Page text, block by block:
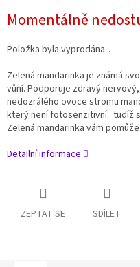
cena:
Momentálně
Položka byla vyprodána…
Zelená mandarinka je známá
vůní. Podporuje zdravý
nedozrálého ovoce stromu
který není fotosenzitivní.. tudíž
Zelená mandarinka vám
Detailní informace
ZEPTAT SE SDÍLET